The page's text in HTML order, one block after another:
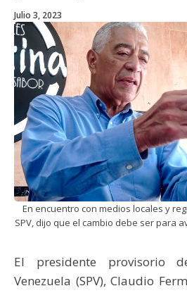
Julio 3, 2023
En encuentro con medios locales y
SPV, dijo que el cambio debe ser para
El presidente provisorio
Venezuela (SPV), Claudio